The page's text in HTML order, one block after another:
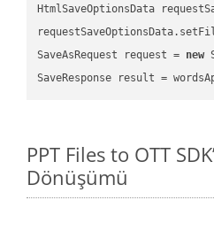
HtmlSaveOptionsData
SaveAsRequest request = new
PPT Files to OTT
Dönüşümü